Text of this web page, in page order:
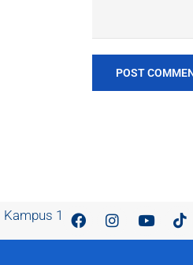
Kampus 1